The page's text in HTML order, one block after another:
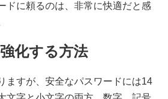
ドに頼るのは、非常に快適だと感
化する方法
ますが、安全なパスワードには14